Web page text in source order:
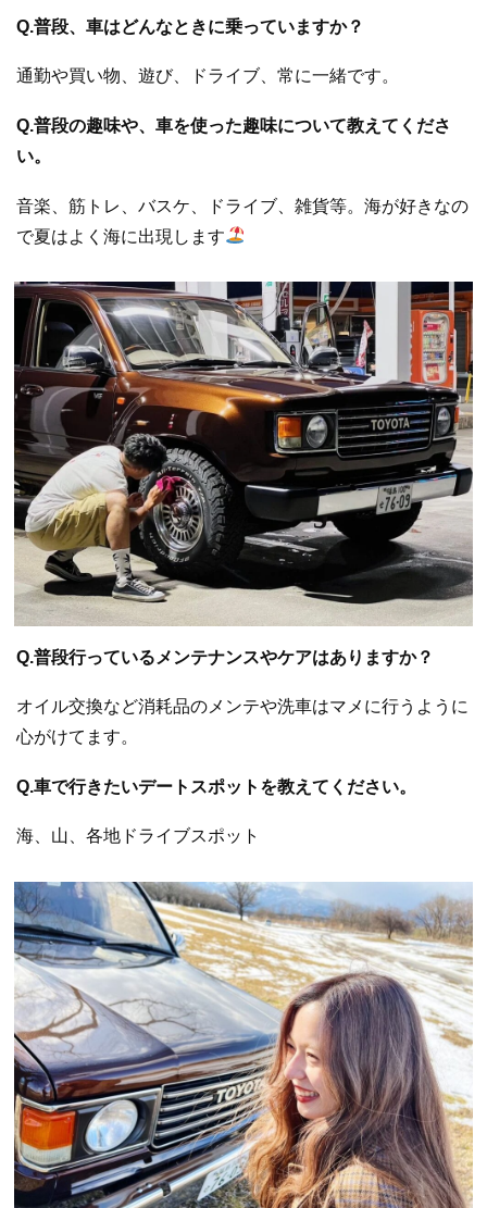
Q.普段、車はどんなときに乗っていますか？
通勤や買い物、遊び、ドライブ、常に一緒です。
Q.普段の趣味や、車を使った趣味について教えてくださ
い。
音楽、筋トレ、バスケ、ドライブ、雑貨等。海が好きなの
で夏はよく海に出現します
Q.普段行っているメンテナンスやケアはありますか？
オイル交換など消耗品のメンテや洗車はマメに行うように
心がけてます。
Q.車で行きたいデートスポットを教えてください。
海、山、各地ドライブスポット